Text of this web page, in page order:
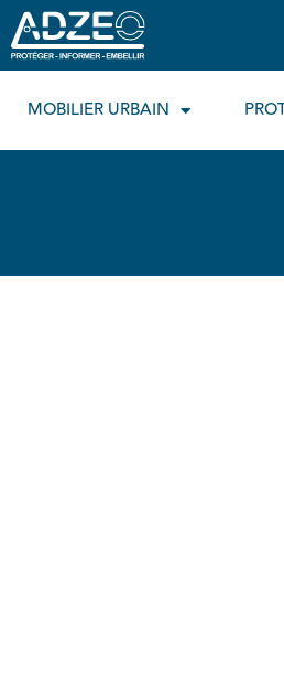
Aller
au
contenu
MOBILIER URBAIN